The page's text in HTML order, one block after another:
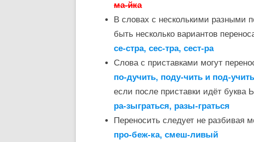
ма-йка
В словах с несколькими разными
быть несколько вариантов
се-стра, сес-тра, сест-ра
Слова с приставками могут
по-дучить, поду-чить и под-учить
если после приставки идёт буква
ра-зыграться, разы-граться
Переносить следует не разбивая
про-беж-ка, смеш-ливый